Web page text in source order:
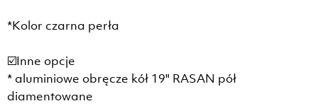
*Kolor czarna perła
☑️Inne opcje
* aluminiowe obręcze kół 19" RASAN pół
diamentowane